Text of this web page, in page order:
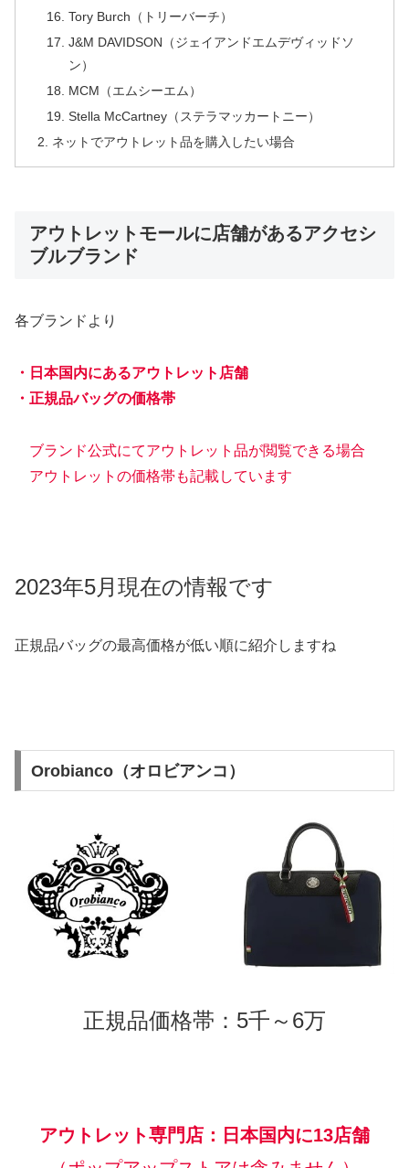
Tory Burch（トリーバーチ）
J&M DAVIDSON（ジェイアンドエムデヴィッドソ
ン）
MCM（エムシーエム）
Stella McCartney（ステラマッカートニー）
ネットでアウトレット品を購入したい場合
アウトレットモールに店舗があるアクセシ
ブルブランド
各ブランドより
・日本国内にあるアウトレット店舗
・正規品バッグの価格帯
ブランド公式にてアウトレット品が閲覧できる場合
アウトレットの価格帯も記載しています
2023年5月現在の情報です
正規品バッグの最高価格が低い順に紹介しますね
Orobianco（オロビアンコ）
正規品価格帯：5千～6万
アウトレット専門店：日本国内に13店舗